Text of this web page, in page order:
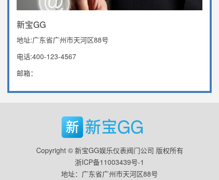
新宝GG
地址:广东省广州市天河区88号
电话:400-123-4567
邮箱：
Copyright © 新宝GG娱乐仪表阀门公司 版权所有
浙ICP备11003439号-1
地址：广东省广州市天河区88号